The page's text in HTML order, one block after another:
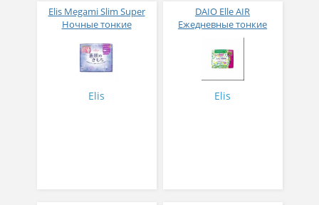
Elis Megami Slim Super
Ночные тонкие
прокладки с усиленным
впитывающим слоем с
крылышками (Супер) 32
Elis
DAIO Elle AIR
Ежедневные тонкие
гигиенические
прокладки
анатомической формы с
Elis